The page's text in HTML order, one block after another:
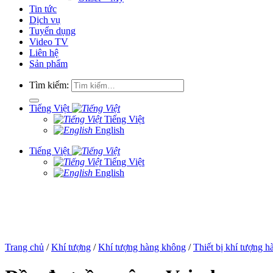
Tin tức
Dịch vụ
Tuyển dụng
Video TV
Liên hệ
Sản phẩm
Tìm kiếm:
Tiếng Việt
Tiếng Việt
English
Tiếng Việt
Tiếng Việt
English
Trang chủ / Khí tượng / Khí tượng hàng không / Thiết bị khí tượng